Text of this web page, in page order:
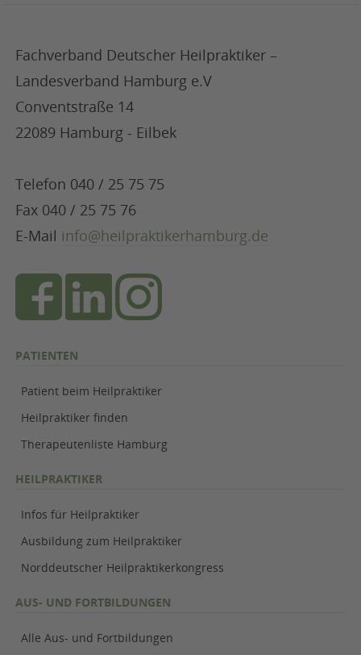
Fachverband Deutscher Heilpraktiker –
Landesverband Hamburg e.V
Conventstraße 14
22089 Hamburg - Eilbek
Telefon 040 / 25 75 75
Fax 040 / 25 75 76
E-Mail info@heilpraktikerhamburg.de
PATIENTEN
Patient beim Heilpraktiker
Heilpraktiker finden
Therapeutenliste Hamburg
HEILPRAKTIKER
Infos für Heilpraktiker
Ausbildung zum Heilpraktiker
Norddeutscher Heilpraktikerkongress
AUS- UND FORTBILDUNGEN
Alle Aus- und Fortbildungen